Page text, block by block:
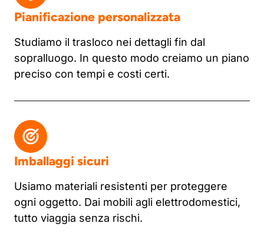
Pianificazione personalizzata
Studiamo il trasloco nei dettagli fin dal
sopralluogo. In questo modo creiamo un piano
preciso con tempi e costi certi.
Imballaggi sicuri
Usiamo materiali resistenti per proteggere
ogni oggetto. Dai mobili agli elettrodomestici,
tutto viaggia senza rischi.